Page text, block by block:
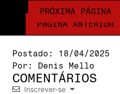
PÁGINA ANTERIOR
PRÓXIMA PÁGINA
Postado:
18/04/2025
Por:
Denis Mello
COMENTÁRIOS
Inscrever-se